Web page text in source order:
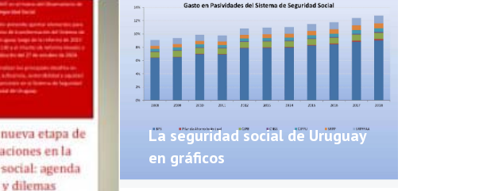
La seguridad social de Uruguay
en gráficos